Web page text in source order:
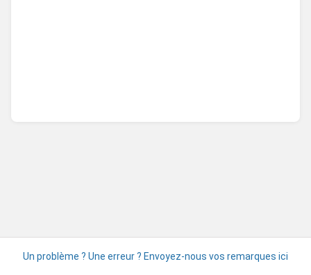
Un problème ? Une erreur ? Envoyez-nous vos remarques ici